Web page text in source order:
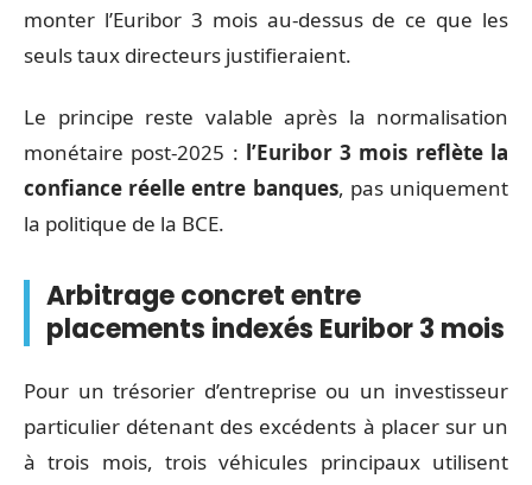
monter l’Euribor 3 mois au-dessus de ce que les
seuls taux directeurs justifieraient.
Le principe reste valable après la normalisation
monétaire post-2025 : l’Euribor 3 mois reflète la
confiance réelle entre banques, pas uniquement
la politique de la BCE.
Arbitrage concret entre
placements indexés Euribor 3 mois
Pour un trésorier d’entreprise ou un investisseur
particulier détenant des excédents à placer sur un
à trois mois, trois véhicules principaux utilisent